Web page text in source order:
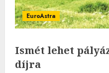
EuroAstra
Ismét lehet
díjra